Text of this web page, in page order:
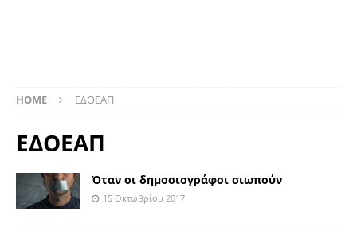
HOME ΕΔΟΕΑΠ
ΕΔΟΕΑΠ
Όταν οι δημοσιογράφοι σιωπούν
15 Οκτωβρίου 2017